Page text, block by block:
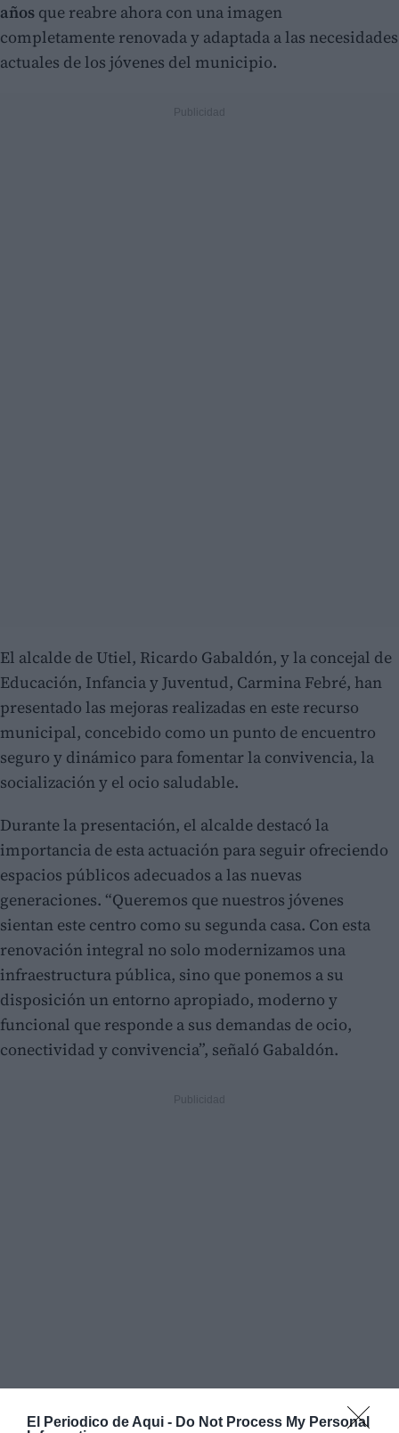
El Periodico de Aqui - Do Not Process My Personal
años que reabre ahora con una imagen
completamente renovada y adaptada a las necesidades
actuales de los jóvenes del municipio.
El alcalde de Utiel, Ricardo Gabaldón, y la concejal de
Educación, Infancia y Juventud, Carmina Febré, han
presentado las mejoras realizadas en este recurso
municipal, concebido como un punto de encuentro
seguro y dinámico para fomentar la convivencia, la
socialización y el ocio saludable.
Durante la presentación, el alcalde destacó la
importancia de esta actuación para seguir ofreciendo
espacios públicos adecuados a las nuevas
generaciones. “Queremos que nuestros jóvenes
sientan este centro como su segunda casa. Con esta
renovación integral no solo modernizamos una
infraestructura pública, sino que ponemos a su
disposición un entorno apropiado, moderno y
funcional que responde a sus demandas de ocio,
conectividad y convivencia”, señaló Gabaldón.